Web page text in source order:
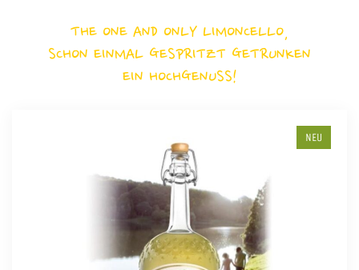
THE ONE AND ONLY LIMONCELLO,
SCHON EINMAL GESPRITZT GETRUNKEN
EIN HOCHGENUSS!
NEU